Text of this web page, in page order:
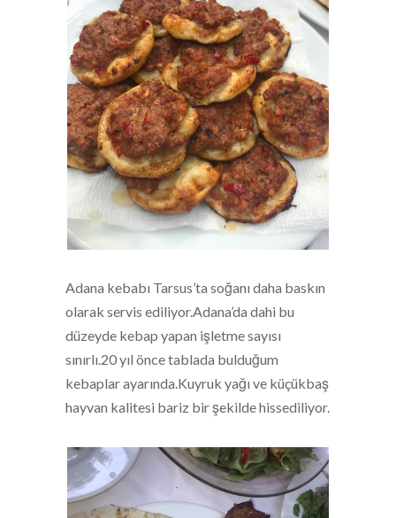
Adana kebabı Tarsus’ta soğanı daha baskın
olarak servis ediliyor.Adana’da dahi bu
düzeyde kebap yapan işletme sayısı
sınırlı.20 yıl önce tablada bulduğum
kebaplar ayarında.Kuyruk yağı ve küçükbaş
hayvan kalitesi bariz bir şekilde hissediliyor.